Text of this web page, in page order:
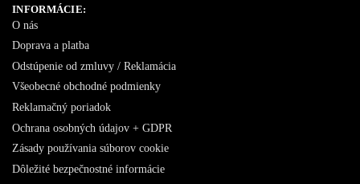
INFORMÁCIE:
O nás
Doprava a platba
Odstúpenie od zmluvy / Reklamácia
Všeobecné obchodné podmienky
Reklamačný poriadok
Ochrana osobných údajov + GDPR
Zásady používania súborov cookie
Dôležité bezpečnostné informácie